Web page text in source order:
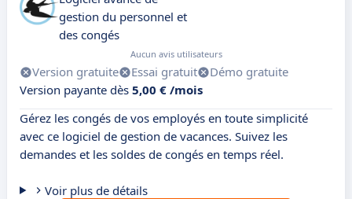
gestion du personnel et
des congés
Aucun avis utilisateurs
Version gratuite Essai gratuit
Démo gratuite
Version payante dès 5,00 € /mois
Gérez les congés de vos employés en toute simplicité
avec ce logiciel de gestion de vacances. Suivez les
demandes et les soldes de congés en temps réel.
Voir plus de détails